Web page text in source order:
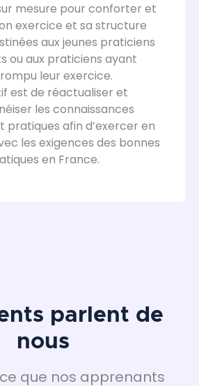
mesure pour conforter et
exercice et sa structure
aux jeunes praticiens
ou aux praticiens ayant
leur exercice.
est de réactualiser et
les connaissances
pratiques afin d’exercer en
les exigences des bonnes
en France.
parlent de
nous
que nos apprenants